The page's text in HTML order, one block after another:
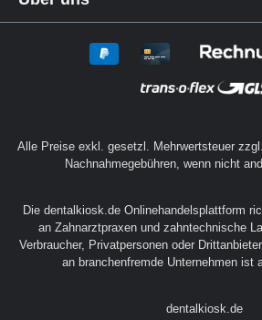
Alle Preise exkl. gesetzl. Mehrwertsteuer zzgl.
Nachnahmegebühren, wenn nicht
Die dentalkiosk.de Onlinehandelsplattform
an Zahnarztpraxen und zahntechnische
Verbraucher, Privatpersonen oder
an branchenfremde Unternehmen ist
dentalkiosk.de